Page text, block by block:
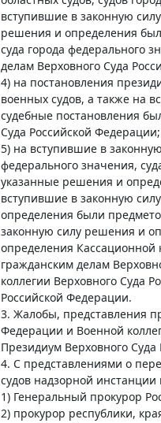
вступившие в законную
решения и определения
суда города федерального
делам Верховного Суда
4) на постановления
военных судов, а также на
судебные постановления
Суда Российской Федерации;
5) на вступившие в
федерального значения,
указанные решения и
вступившие в законную
определения были
законную силу решения и
определения Кассационной
гражданским делам
коллегии Верховного Суда
Российской Федерации.
3. Жалобы, представления
Федерации и Военной
Президиум Верховного
4. С представлениями о
судов надзорной
1) Генеральный прокурор
2) прокурор республики,